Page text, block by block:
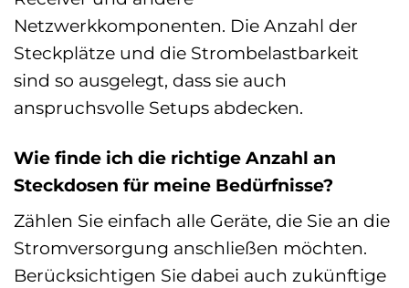
Netzwerkkomponenten. Die Anzahl der
Steckplätze und die Strombelastbarkeit
sind so ausgelegt, dass sie auch
anspruchsvolle Setups abdecken.
Wie finde ich die richtige Anzahl an
Steckdosen für meine Bedürfnisse?
Zählen Sie einfach alle Geräte, die Sie an die
Stromversorgung anschließen möchten.
Berücksichtigen Sie dabei auch zukünftige